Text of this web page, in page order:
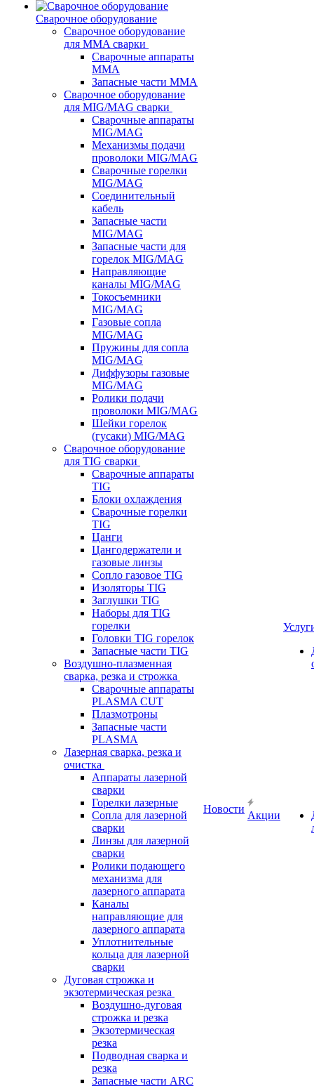
Сварочное оборудование
Сварочное оборудование
для MMA сварки
Сварочные аппараты
MMA
Запасные части MMA
Сварочное оборудование
для MIG/MAG сварки
Сварочные аппараты
MIG/MAG
Механизмы подачи
проволоки MIG/MAG
Сварочные горелки
MIG/MAG
Соединительный
кабель
Запасные части
MIG/MAG
Запасные части для
горелок MIG/MAG
Направляющие
каналы MIG/MAG
Токосъемники
MIG/MAG
Газовые сопла
MIG/MAG
Пружины для сопла
MIG/MAG
Диффузоры газовые
MIG/MAG
Ролики подачи
проволоки MIG/MAG
Шейки горелок
(гусаки) MIG/MAG
Сварочное оборудование
для TIG сварки
Сварочные аппараты
TIG
Блоки охлаждения
Сварочные горелки
TIG
Цанги
Цангодержатели и
газовые линзы
Сопло газовое TIG
Изоляторы TIG
Заглушки TIG
Наборы для TIG
горелки
Головки TIG горелок
Запасные части TIG
Воздушно-плазменная
сварка, резка и строжка
Сварочные аппараты
PLASMA CUT
Плазмотроны
Запасные части
PLASMA
Лазерная сварка, резка и
очистка
Аппараты лазерной
сварки
Горелки лазерные
Сопла для лазерной
сварки
Линзы для лазерной
сварки
Ролики подающего
механизма для
лазерного аппарата
Каналы
направляющие для
лазерного аппарата
Уплотнительные
кольца для лазерной
сварки
Дуговая строжка и
экзотермическая резка
Воздушно-дуговая
строжка и резка
Экзотермическая
резка
Подводная сварка и
резка
Запасные части ARC
Новости
Акции